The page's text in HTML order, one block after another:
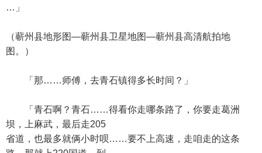
…」
（蕲州县地形图—蕲州县卫星地图—蕲州县高清航拍地
图。）
「那……师傅，去青石镇得多长时间？」
「青石啊？青石……得看你走哪条路了，你要走葛洲
坝，上麻武，最后走205
省道，也最多就俩小时呗……要不上高速，走咱走的这条